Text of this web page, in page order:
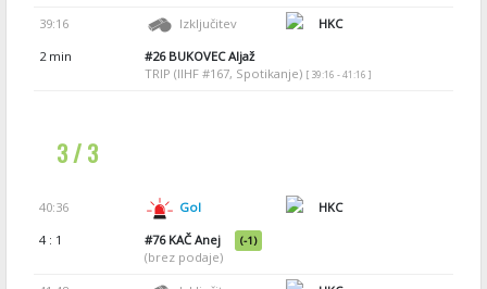
39:16 Izključitev
HKC
2 min
#26BUKOVEC Aljaž
TRIP (IIHF #167, Spotikanje) [ 39:16 - 41:16 ]
3 / 3
40:36 Gol
HKC
4 : 1
#76KAČ Anej (-1)
(brez podaje)